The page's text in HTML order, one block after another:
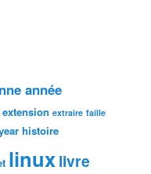
année
extension extraire faille
histoire
linuxlivre